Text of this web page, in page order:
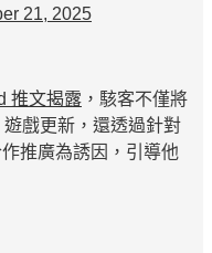
21, 2025
推文揭露 ，駭客不僅將
戲更新，還透過針對
推廣為誘因，引導他